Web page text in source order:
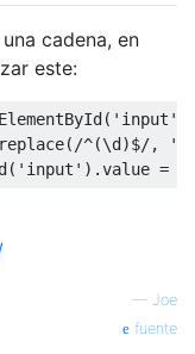
cadena, en
este:
( 'input'
replace( /^(\d)$/,
( 'input' ).value =
— Joe
fuente